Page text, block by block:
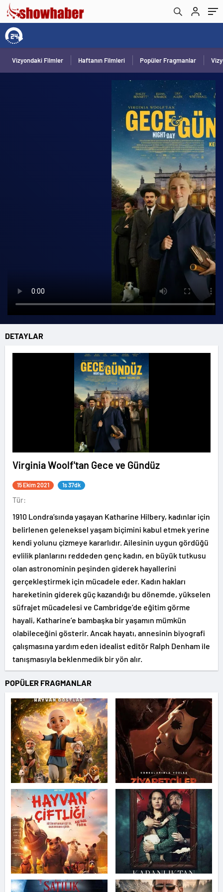
Vizyondaki Filmler Haftanın Filmleri Popüler Fragmanlar
DETAYLAR
Virginia Woolf'tan Gece ve Gündüz
15 Ekim 2021 1s 37dk
Tür:
1910 Londra’sında yaşayan Katharine Hilbery, kadınlar için
belirlenen geleneksel yaşam biçimini kabul etmek yerine
kendi yolunu çizmeye kararlıdır. Ailesinin uygun gördüğü
evlilik planlarını reddeden genç kadın, en büyük tutkusu
olan astronominin peşinden giderek hayallerini
gerçekleştirmek için mücadele eder. Kadın hakları
hareketinin giderek güç kazandığı bu dönemde, yükselen
süfrajet mücadelesi ve Cambridge’de eğitim görme
hayali, Katharine’e bambaşka bir yaşamın mümkün
olabileceğini gösterir. Ancak hayatı, annesinin biyografi
çalışmasına yardım eden idealist editör Ralph Denham ile
tanışmasıyla beklenmedik bir yön alır.
POPÜLER FRAGMANLAR